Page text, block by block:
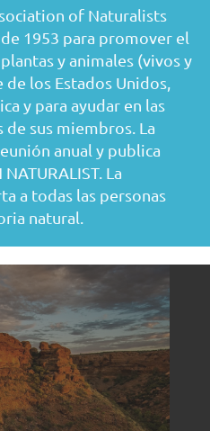
of Naturalists
1953 para promover el
y animales (vivos y
los Estados Unidos,
y para ayudar en las
sus miembros. La
anual y publica
La
a todas las personas
natural.
Wild ApricotMembership Software